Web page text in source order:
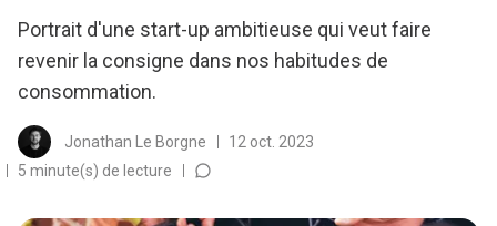
Portrait d'une start-up ambitieuse qui veut faire
revenir la consigne dans nos habitudes de
consommation.
Jonathan Le Borgne
12 oct. 2023
5 minute(s) de lecture